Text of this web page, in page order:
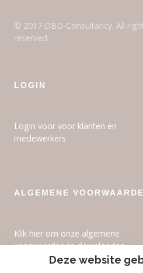
© 2017 DBD-Consultancy. All
reserved.
LOGIN
Login voor voor klanten en
medewerkers
ALGEMENE
Klik hier om onze algemene
voorwaarden te downloaden.
Deze website